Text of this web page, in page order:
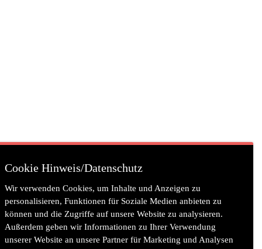
Cookie Hinweis/Datenschutz
Wir verwenden Cookies, um Inhalte und Anzeigen zu
personalisieren, Funktionen für Soziale Medien anbieten zu
können und die Zugriffe auf unsere Website zu analysieren.
Außerdem geben wir Informationen zu Ihrer Verwendung
unserer Website an unsere Partner für Marketing und Analysen